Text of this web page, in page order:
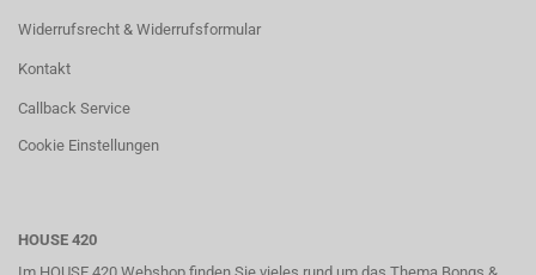
Widerrufsrecht & Widerrufsformular
Kontakt
Callback Service
Cookie Einstellungen
HOUSE 420